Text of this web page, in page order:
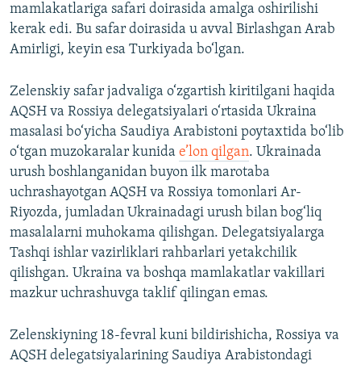
mamlakatlariga safari doirasida amalga oshirilishi
kerak edi. Bu safar doirasida u avval Birlashgan Arab
Amirligi, keyin esa Turkiyada bo‘lgan.
Zelenskiy safar jadvaliga o‘zgartish kiritilgani haqida
AQSH va Rossiya delegatsiyalari o‘rtasida Ukraina
masalasi bo‘yicha Saudiya Arabistoni poytaxtida bo‘lib
o‘tgan muzokaralar kunida e’lon qilgan. Ukrainada
urush boshlanganidan buyon ilk marotaba
uchrashayotgan AQSH va Rossiya tomonlari Ar-
Riyozda, jumladan Ukrainadagi urush bilan bog‘liq
masalalarni muhokama qilishgan. Delegatsiyalarga
Tashqi ishlar vazirliklari rahbarlari yetakchilik
qilishgan. Ukraina va boshqa mamlakatlar vakillari
mazkur uchrashuvga taklif qilingan emas.
Zelenskiyning 18-fevral kuni bildirishicha, Rossiya va
AQSH delegatsiyalarining Saudiya Arabistondagi